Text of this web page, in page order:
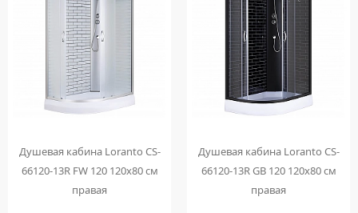
Душевая кабина Loranto CS-
66120-13R FW 120 120х80 см
правая
Душевая кабина Loranto CS-
66120-13R GB 120 120х80 см
правая